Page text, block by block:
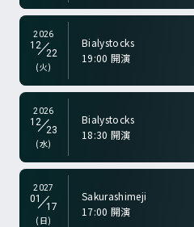
2026
12
22
(火)
Bialystocks
19:00 開演
color="gry">
2026
12
23
(水)
Bialystocks
18:30 開演
color="gry">
2027
01
17
(日)
Sakurashimeji
17:00 開演
color="gry">